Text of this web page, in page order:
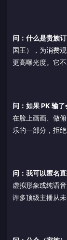
问：什么是贵族订
国王），为消费
更高曝光度。它
问：如果 PK 输了
在脸上画画、做
乐的一部分，拒
问：我可以匿名
虚拟形象或纯语
许多顶级主播从未